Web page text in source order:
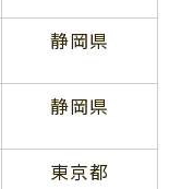
静岡県
静岡県
東京都